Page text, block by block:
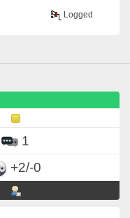
Logged
1
+2/-0